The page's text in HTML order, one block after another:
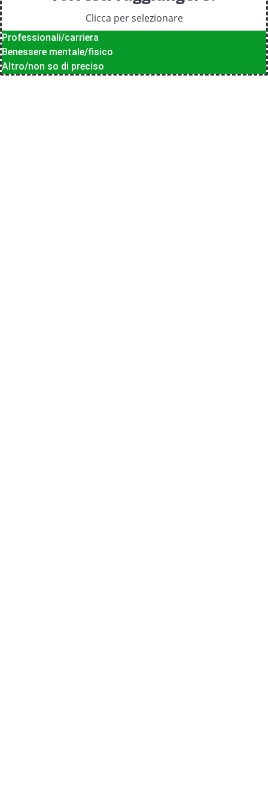
Clicca per selezionare
Professionali/carriera
Benessere mentale/fisico
Altro/non so di preciso